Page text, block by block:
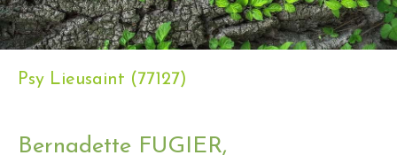
Psy Lieusaint (77127)
Bernadette FUGIER,